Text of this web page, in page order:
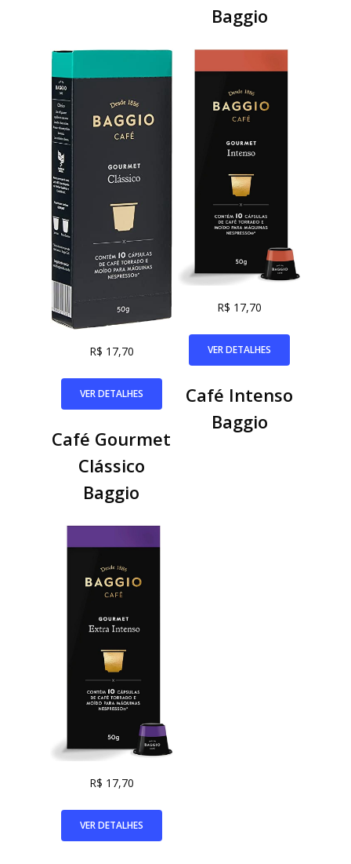
Baggio
R$ 17,70
VER DETALHES
Café Gourmet
Clássico
Baggio
R$ 17,70
VER DETALHES
Café Intenso
Baggio
R$ 17,70
VER DETALHES